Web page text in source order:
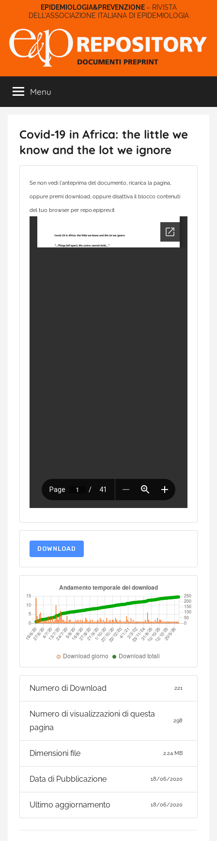
contenuto
– RIVISTA
DELL'ASSOCIAZIONE ITALIANA DI EPIDEMIOLOGIA
E&P
Repository
Menu
Covid-19 in Africa: the little we
know and the lot we ignore
Se non vedi l'anteprima del documento, ricarica la pagina,
oppure premi download, oppure disattiva il blocco contenuti
del tuo browser per repo.epiprev.it
DOWNLOAD
Numero di Download 221
Numero di visualizzazioni di questa
pagina
298
Dimensioni file 2.24 MB
Data di Pubblicazione 18/06/2020
Ultimo aggiornamento 18/06/2020